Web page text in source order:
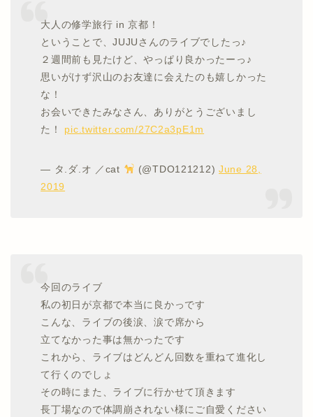
大人の修学旅行 in 京都！
ということで、JUJUさんのライブでしたっ♪
２週間前も見たけど、やっぱり良かったーっ♪
思いがけず沢山のお友達に会えたのも嬉しかった
な！
お会いできたみなさん、ありがとうございまし
た！ pic.twitter.com/27C2a3pE1m
— タ.ダ.オ ／cat (@TDO121212)June 28,
2019
今回のライブ
私の初日が京都で本当に良かっです
こんな、ライブの後涙、涙で席から
立てなかった事は無かったです
これから、ライブはどんどん回数を重ねて進化し
て行くのでしょ
その時にまた、ライブに行かせて頂きます
長丁場なので体調崩されない様にご自愛ください